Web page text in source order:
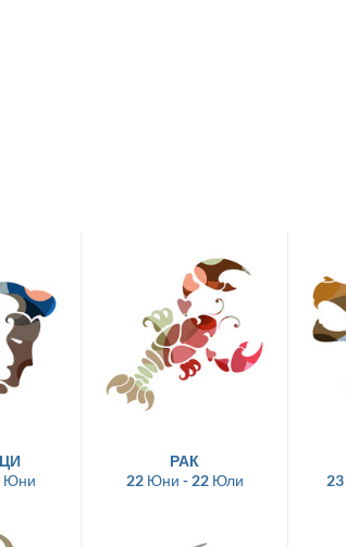
Юни
РАК
22 Юни - 22 Юли